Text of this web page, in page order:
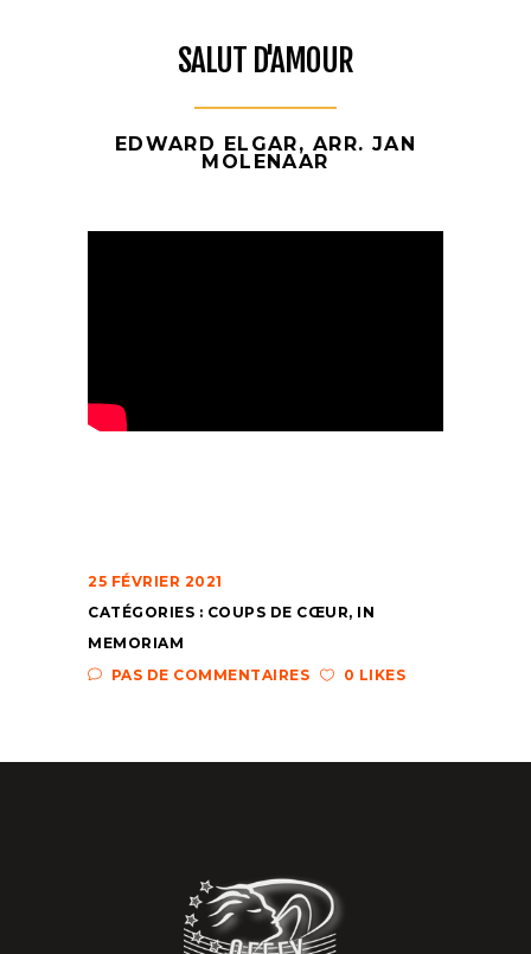
SALUT D'AMOUR
EDWARD ELGAR, ARR. JAN
MOLENAAR
25 FÉVRIER 2021
CATÉGORIES : COUPS DE CŒUR, IN
MEMORIAM
PAS DE COMMENTAIRES
0 LIKES